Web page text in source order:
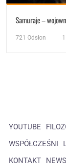
Samuraje –
721 Odsłon
YOUTUBE
WSPÓŁCZEŚNI
KONTAKT